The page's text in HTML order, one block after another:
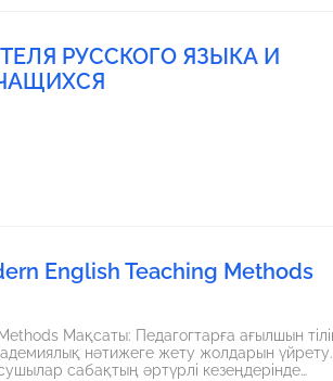
РУССКОГО ЯЗЫКА И
English Teaching Methods
тілін
нәтижеге жету жолдарын үйрету.